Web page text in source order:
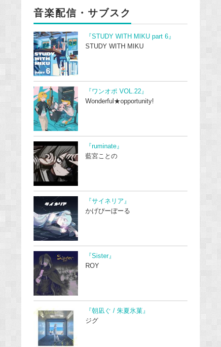
音楽配信・サブスク
『STUDY WITH MIKU part 6』
STUDY WITH MIKU
『ワンオポ VOL.22』
Wonderful★opportunity!
『ruminate』
藍宮ことの
『サイネリア』
かげぴーぼーる
『Sister』
ROY
『朝凪ぐ / 朱夏氷菓』
ジグ